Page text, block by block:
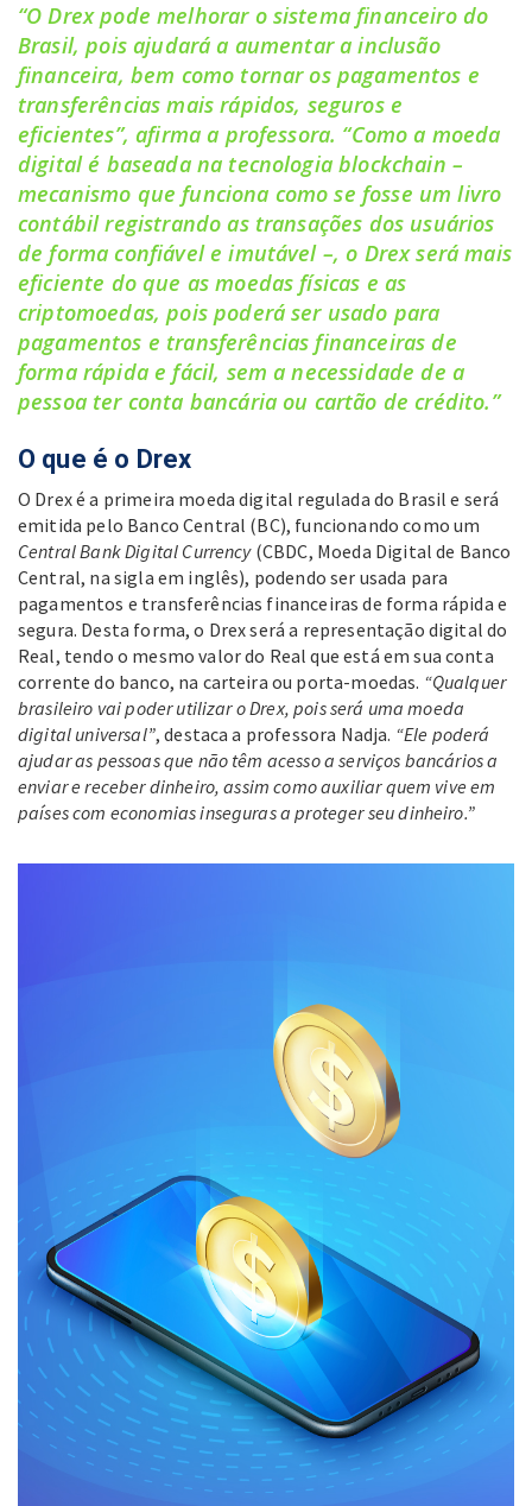
“O Drex pode melhorar o sistema financeiro do
Brasil, pois ajudará a aumentar a inclusão
financeira, bem como tornar os pagamentos e
transferências mais rápidos, seguros e
eficientes”, afirma a professora. “Como a moeda
digital é baseada na tecnologia blockchain –
mecanismo que funciona como se fosse um livro
contábil registrando as transações dos usuários
de forma confiável e imutável –, o Drex será mais
eficiente do que as moedas físicas e as
criptomoedas, pois poderá ser usado para
pagamentos e transferências financeiras de
forma rápida e fácil, sem a necessidade de a
pessoa ter conta bancária ou cartão de crédito.”
O que é o Drex
O Drex é a primeira moeda digital regulada do Brasil e será
emitida pelo Banco Central (BC), funcionando como um
Central Bank Digital Currency(CBDC, Moeda Digital de Banco
Central, na sigla em inglês), podendo ser usada para
pagamentos e transferências financeiras de forma rápida e
segura. Desta forma, o Drex será a representação digital do
Real, tendo o mesmo valor do Real que está em sua conta
corrente do banco, na carteira ou porta-moedas. “Qualquer
brasileiro vai poder utilizar o Drex, pois será uma moeda
digital universal”, destaca a professora Nadja. “Ele poderá
ajudar as pessoas que não têm acesso a serviços bancários a
enviar e receber dinheiro, assim como auxiliar quem vive em
países com economias inseguras a proteger seu dinheiro.”